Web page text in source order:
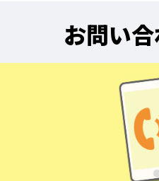
お問い